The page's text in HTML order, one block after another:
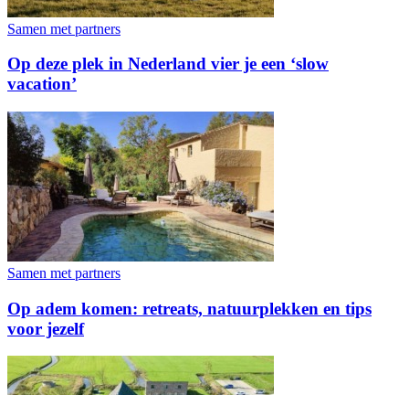
Samen met partners
Op deze plek in Nederland vier je een ‘slow
vacation’
Samen met partners
Op adem komen: retreats, natuurplekken en tips
voor jezelf